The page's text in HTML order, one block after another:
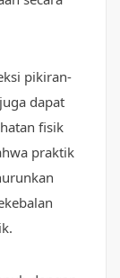
pikiran-
dapat
fisik
praktik